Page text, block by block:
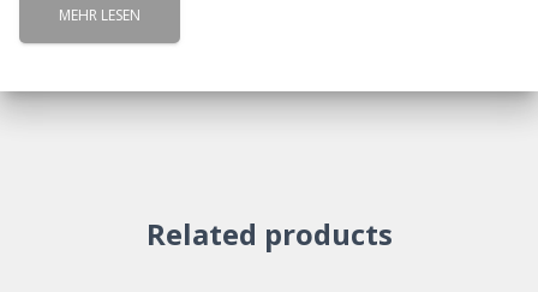
MEHR LESEN
Related products